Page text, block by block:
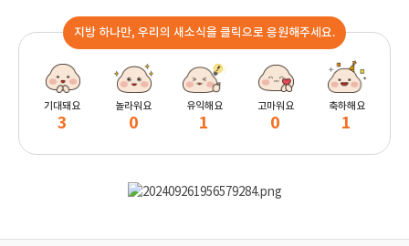
지방 하나만, 우리의 새소식을 클릭으로 응원해주세요.
기대돼요
3
놀라워요
0
유익해요
1
고마워요
0
축하해요
1